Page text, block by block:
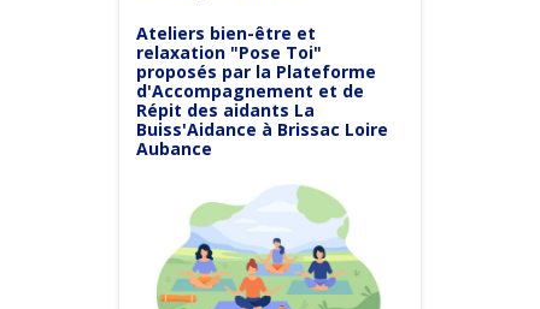
Ateliers bien-être et
relaxation "Pose Toi"
proposés par la Plateforme
d'Accompagnement et de
Répit des aidants La
Buiss'Aidance à Brissac Loire
Aubance